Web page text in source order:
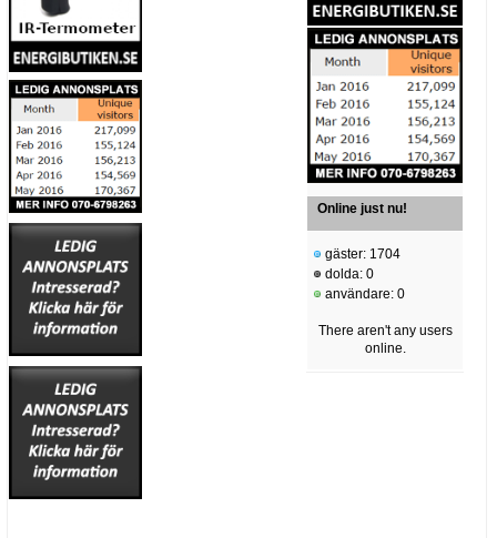
Online just nu!
gäster: 1704
dolda: 0
användare: 0
There aren't any users
online.